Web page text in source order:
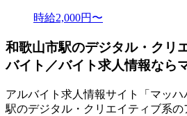
時給2,000円〜
和歌山市駅のデジタル・クリ
バイト／バイト求人情報なら
アルバイト求人情報サイト「マッ
駅のデジタル・クリエイティブ系